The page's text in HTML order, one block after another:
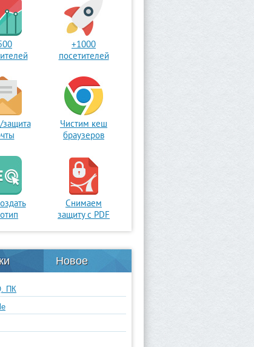
+1000
посетителей
Чистим кеш
браузеров
Снимаем
защиту с PDF
Новое
ПК